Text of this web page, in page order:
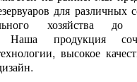
для различных
хозяйства до
Наша продукция
высокое